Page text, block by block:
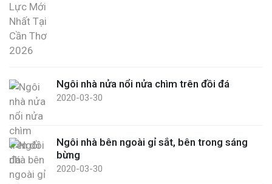
Ngôi nhà nửa nổi nửa chìm trên đồi đá
2020-03-30
Ngôi nhà bên ngoài gỉ sắt, bên trong sáng
bừng
2020-03-30